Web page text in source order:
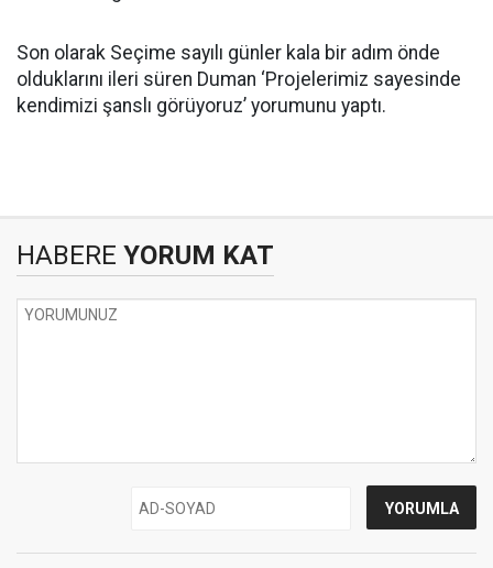
Son olarak Seçime sayılı günler kala bir adım önde
olduklarını ileri süren Duman ‘Projelerimiz sayesinde
kendimizi şanslı görüyoruz’ yorumunu yaptı.
HABERE YORUM KAT